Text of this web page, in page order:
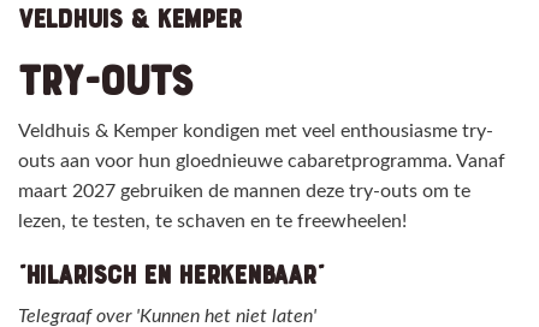
VELDHUIS & KEMPER
TRY-OUTS
Veldhuis & Kemper kondigen met veel enthousiasme try-
outs aan voor hun gloednieuwe cabaretprogramma. Vanaf
maart 2027 gebruiken de mannen deze try-outs om te
lezen, te testen, te schaven en te freewheelen!
“HILARISCH EN HERKENBAAR”
Telegraaf over 'Kunnen het niet laten'